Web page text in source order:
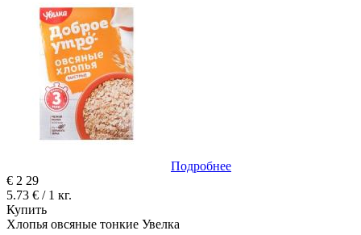
Подробнее
€ 2 29
5.73 € / 1 кг.
Купить
Хлопья овсяные тонкие Увелка